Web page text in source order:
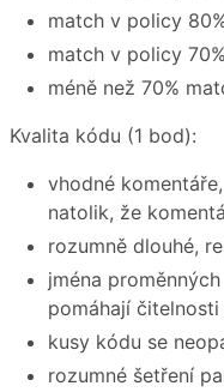
match v policy
match v policy
méně než 70%
Kvalita kódu (1 bod):
vhodné
natolik, že
rozumně dlouhé,
jména
pomáhají
kusy kódu se
rozumné šetření